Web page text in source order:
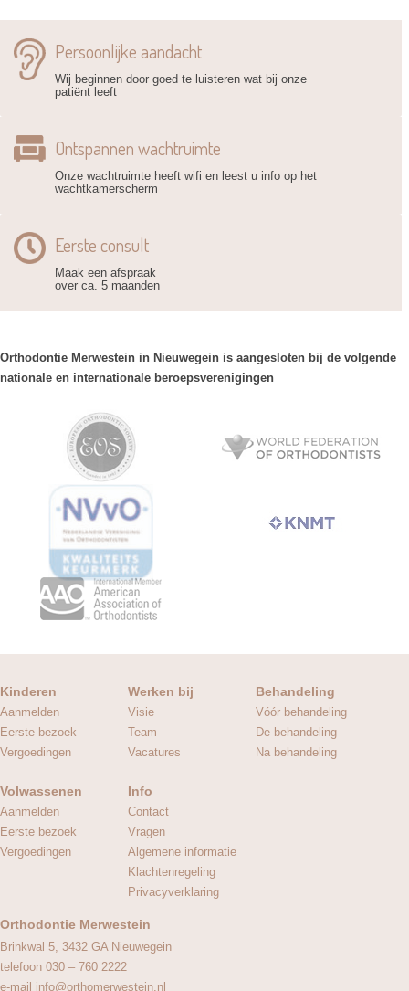
Persoonlijke aandacht
Wij beginnen door goed te luisteren wat bij onze
patiënt leeft
Ontspannen wachtruimte
Onze wachtruimte heeft wifi en leest u info op het
wachtkamerscherm
Eerste consult
Maak een afspraak
over ca. 5 maanden
Orthodontie Merwestein in Nieuwegein is aangesloten bij de volgende
nationale en internationale beroepsverenigingen
Kinderen
Aanmelden
Eerste bezoek
Vergoedingen
Werken bij
Visie
Team
Vacatures
Behandeling
Vóór behandeling
De behandeling
Na behandeling
Volwassenen
Aanmelden
Eerste bezoek
Vergoedingen
Info
Contact
Vragen
Algemene informatie
Klachtenregeling
Privacyverklaring
Orthodontie Merwestein
Brinkwal 5, 3432 GA Nieuwegein
telefoon 030 – 760 2222
e-mail info@orthomerwestein.nl